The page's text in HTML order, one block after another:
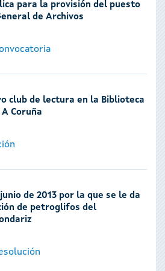
para la provisión del puesto
de Archivos
club de lectura en la Biblioteca
Coruña
de 2013 por la que se le da
de petroglifos del